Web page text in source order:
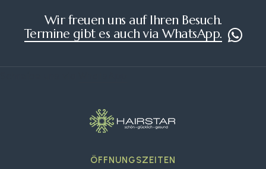
Wir freuen uns auf Ihren Besuch.
Termine gibt es auch via WhatsApp.
ÖFFNUNGSZEITEN